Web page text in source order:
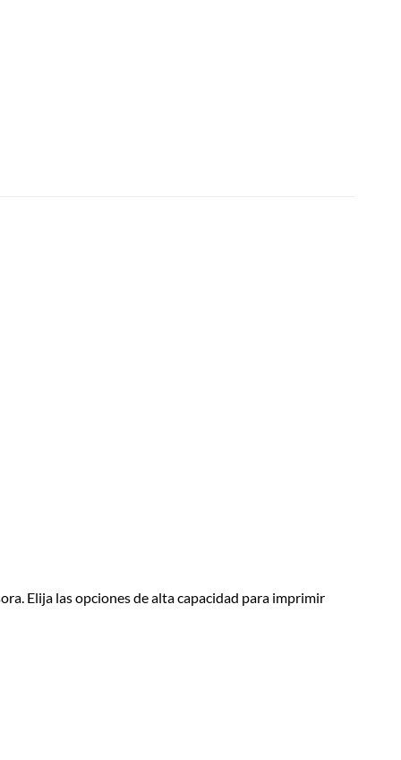
Elija las opciones de alta capacidad para imprimir